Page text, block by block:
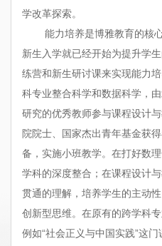
学改革探索。
能力培养是博雅教育的核
新生入学就已经开始为提升学
练营和新生研讨课来实现能力
科专业整合科学和数据科学，
研究的优秀教师参与课程设计
院院士、国家杰出青年基金获
备，实施小班教学。在打好数
学科的深度整合；在课程设计
贯通的理解，培养学生的主动
创新型思维。在原有的跨学科
例如“社会正义与中国实践”这